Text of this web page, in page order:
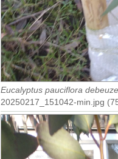
Eucalyptus pauciflora
20250217_151042-min.jpg